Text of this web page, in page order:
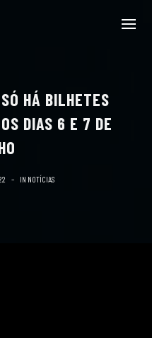
HÁ BILHETES
DIAS 6 E 7 DE
IN NOTÍCIAS